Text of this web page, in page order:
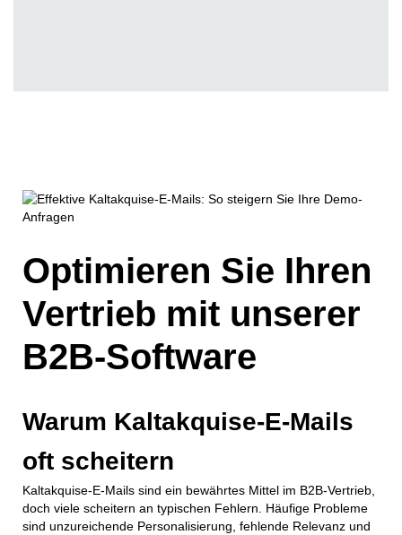
Optimieren Sie Ihren
Vertrieb mit unserer
B2B-Software
Warum Kaltakquise-E-Mails
oft scheitern
Kaltakquise-E-Mails sind ein bewährtes Mittel im B2B-Vertrieb,
doch viele scheitern an typischen Fehlern. Häufige Probleme
sind unzureichende Personalisierung, fehlende Relevanz und